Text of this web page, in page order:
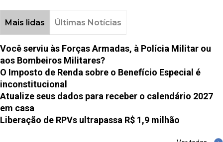
Mais lidas Últimas Notícias
Você serviu às Forças Armadas, à Polícia Militar ou
aos Bombeiros Militares?
O Imposto de Renda sobre o Benefício Especial é
inconstitucional
Atualize seus dados para receber o calendário 2027
em casa
Liberação de RPVs ultrapassa R$ 1,9 milhão